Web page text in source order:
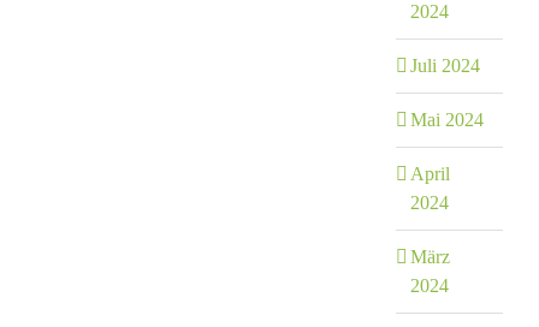
2024
Juli 2024
Mai 2024
April
2024
März
2024